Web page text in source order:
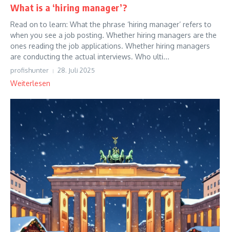
What is a ‘hiring manager’?
Read on to learn: What the phrase ‘hiring manager’ refers to
when you see a job posting. Whether hiring managers are the
ones reading the job applications. Whether hiring managers
are conducting the actual interviews. Who ulti...
profishunter 28. Juli 2025
Weiterlesen